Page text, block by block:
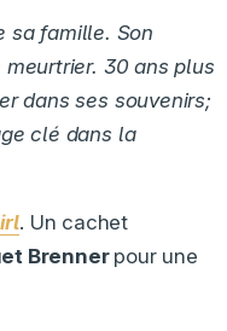
sa famille. Son
30 ans plus
dans ses souvenirs;
clé dans la
. Un cachet
Brennerpour une